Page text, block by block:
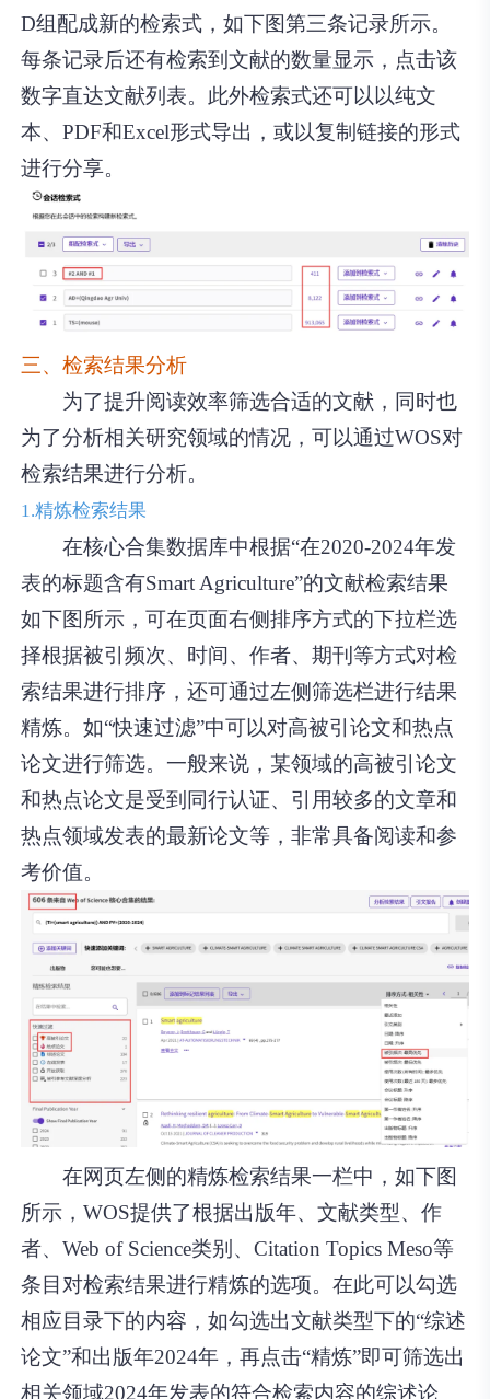
D组配成新的检索式，如下图第三条记录所示。
每条记录后还有检索到文献的数量显示，点击该
数字直达文献列表。此外检索式还可以以纯文
本、PDF和Excel形式导出，或以复制链接的形式
进行分享。
三、检索结果分析
为了提升阅读效率筛选合适的文献，同时也
为了分析相关研究领域的情况，可以通过WOS对
检索结果进行分析。
1.精炼检索结果
在核心合集数据库中根据“在2020-2024年发
表的标题含有Smart Agriculture”的文献检索结果
如下图所示，可在页面右侧排序方式的下拉栏选
择根据被引频次、时间、作者、期刊等方式对检
索结果进行排序，还可通过左侧筛选栏进行结果
精炼。如“快速过滤”中可以对高被引论文和热点
论文进行筛选。一般来说，某领域的高被引论文
和热点论文是受到同行认证、引用较多的文章和
热点领域发表的最新论文等，非常具备阅读和参
考价值。
在网页左侧的精炼检索结果一栏中，如下图
所示，WOS提供了根据出版年、文献类型、作
者、Web of Science类别、Citation Topics Meso等
条目对检索结果进行精炼的选项。在此可以勾选
相应目录下的内容，如勾选出文献类型下的“综述
论文”和出版年2024年，再点击“精炼”即可筛选出
相关领域2024年发表的符合检索内容的综述论